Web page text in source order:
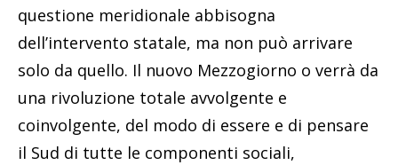
questione meridionale abbisogna
dell’intervento statale, ma non può arrivare
solo da quello. Il nuovo Mezzogiorno o verrà da
una rivoluzione totale avvolgente e
coinvolgente, del modo di essere e di pensare
il Sud di tutte le componenti sociali,